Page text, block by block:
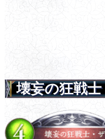
壊妄の狂戦